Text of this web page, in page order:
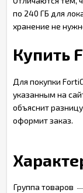
по 240 ГБ для
хранение не
Купить
Для покупки
указанным на
объяснит
оформит заказ.
Группа товаров